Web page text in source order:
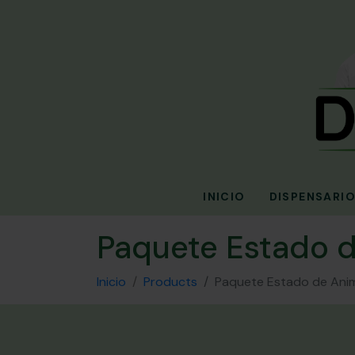
INICIO DISPENSARIO
Paquete Estado
Inicio Products Paquete Estado de